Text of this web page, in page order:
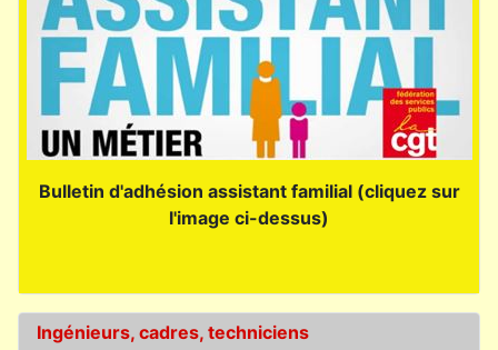
Bulletin d'adhésion assistant familial (cliquez sur
l'image ci-dessus)
Ingénieurs, cadres, techniciens